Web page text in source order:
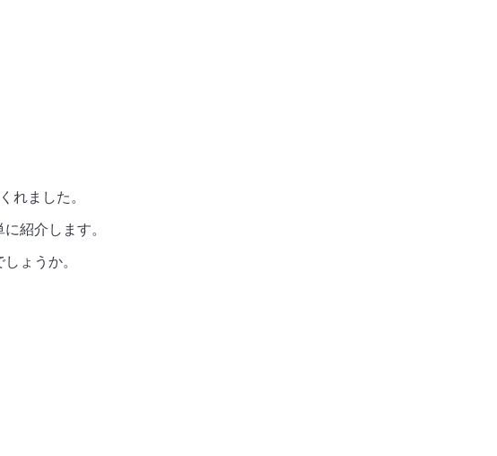
れました。
紹介します。
ょうか。